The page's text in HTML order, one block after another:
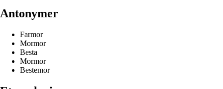
Antonymer
Farmor
Mormor
Besta
Mormor
Bestemor